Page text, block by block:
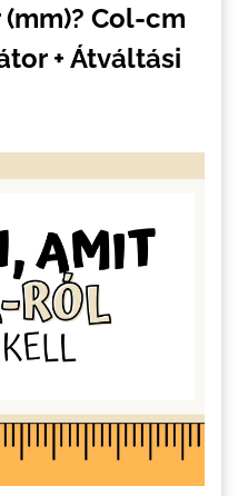
Col-cm
+ Átváltási